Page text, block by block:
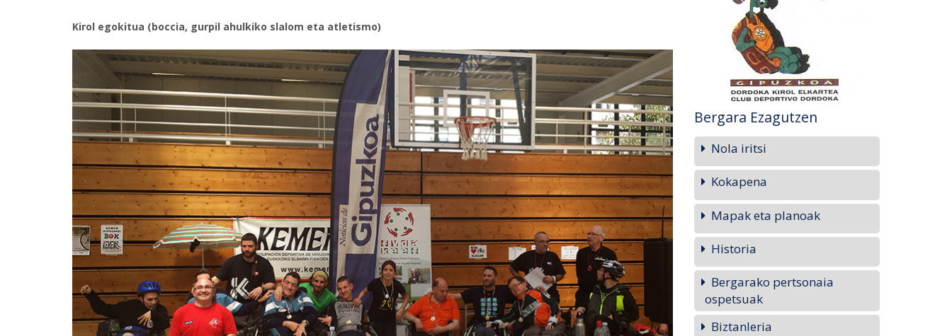
Kirol egokitua (boccia, gurpil ahulkiko slalom eta atletismo)
Bergara Ezagutzen
Nola iritsi
Kokapena
Mapak eta planoak
Historia
Bergarako pertsonaia
ospetsuak
Biztanleria